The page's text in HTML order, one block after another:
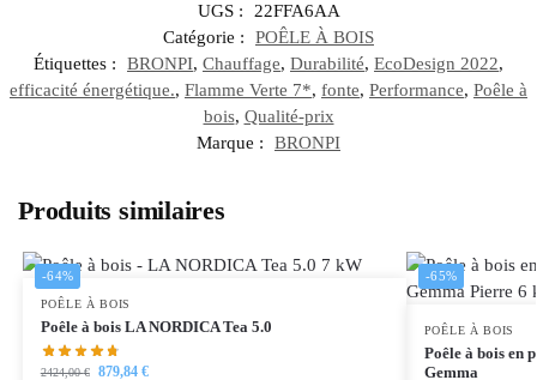
UGS :
22FFA6AA
Catégorie :
POÊLE À BOIS
Étiquettes :
BRONPI, Chauffage, Durabilité, EcoDesign 2022,
efficacité énergétique., Flamme Verte 7*, fonte, Performance, Poêle à
bois, Qualité-prix
Marque :
BRONPI
Produits similaires
-64%
POÊLE À BOIS
Poêle à bois LA NORDICA Tea 5.0
2424,00€ 879,84 €
-65%
POÊLE À BOIS
Poêle à bois en
Gemma